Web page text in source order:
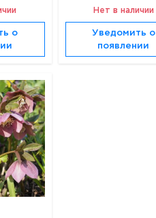
о
Нет в наличии
Уведомить о
появлении